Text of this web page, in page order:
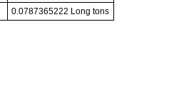
0.0787365222 Long tons